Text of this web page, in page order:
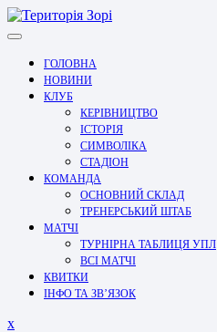
Перейти
до
ГОЛОВНА
НОВИНИ
КЛУБ
КЕРІВНИЦТВО
ІСТОРІЯ
СИМВОЛІКА
СТАДІОН
КОМАНДА
ОСНОВНИЙ СКЛАД
ТРЕНЕРСЬКИЙ ШТАБ
МАТЧІ
ТУРНІРНА ТАБЛИЦЯ УПЛ
ВСІ МАТЧІ
КВИТКИ
ІНФО ТА ЗВ’ЯЗОК
xЗакрити